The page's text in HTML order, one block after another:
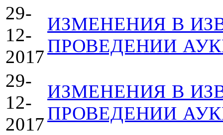
29-
12-
2017
ИЗМЕНЕНИЯ В
ПРОВЕДЕНИИ
29-
12-
2017
ИЗМЕНЕНИЯ В
ПРОВЕДЕНИИ